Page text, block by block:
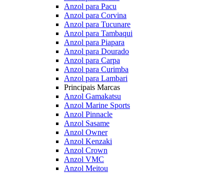
Anzol para Pacu
Anzol para Corvina
Anzol para Tucunare
Anzol para Tambaqui
Anzol para Piapara
Anzol para Dourado
Anzol para Carpa
Anzol para Curimba
Anzol para Lambari
Principais Marcas
Anzol Gamakatsu
Anzol Marine Sports
Anzol Pinnacle
Anzol Sasame
Anzol Owner
Anzol Kenzaki
Anzol Crown
Anzol VMC
Anzol Meitou